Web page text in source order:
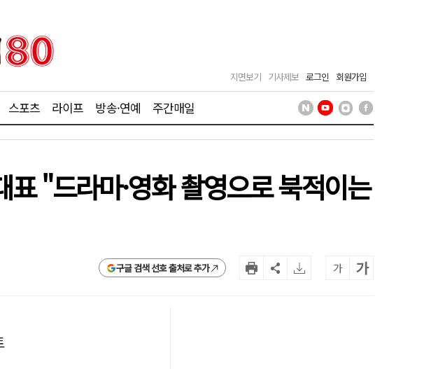
지면보기 기사제보 로그인 회원가입
스포츠 라이프 방송·연예 주간매일
"드라마·영화 촬영으로 북적이는
구글 검색 선호 출처로 추가 가 가